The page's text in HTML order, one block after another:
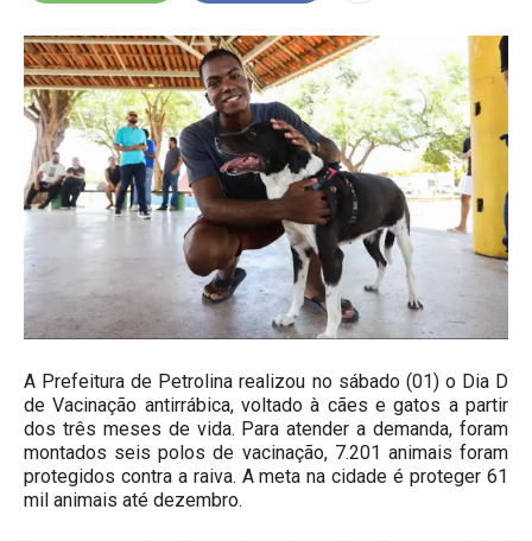
A Prefeitura de Petrolina realizou no sábado (01) o Dia D
de Vacinação antirrábica, voltado à cães e gatos a partir
dos três meses de vida. Para atender a demanda, foram
montados seis polos de vacinação, 7.201 animais foram
protegidos contra a raiva. A meta na cidade é proteger 61
mil animais até dezembro.